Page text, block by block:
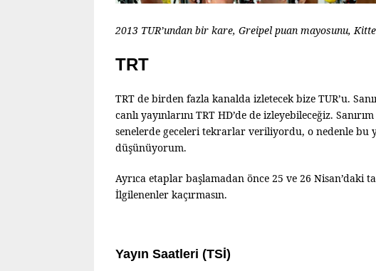
2013 TUR’undan bir kare, Greipel puan mayosunu,
TRT
TRT de birden fazla kanalda izletecek bize TUR’u.
canlı yayınlarını TRT HD’de de izleyebileceğiz.
senelerde geceleri tekrarlar veriliyordu, o nedenle bu
düşünüyorum.
Ayrıca etaplar başlamadan önce 25 ve 26 Nisan’daki
İlgilenenler kaçırmasın.
Yayın Saatleri (TSİ)